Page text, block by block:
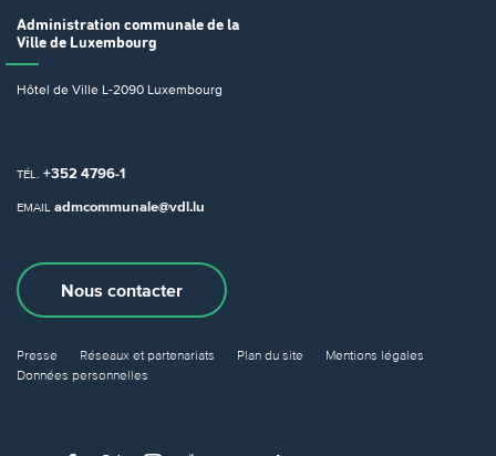
Administration communale de la
Ville de Luxembourg
Hôtel de Ville L-2090 Luxembourg
TÉL. +352 4796-1
EMAIL admcommunale@vdl.lu
Nous contacter
Presse Réseaux et partenariats Plan du site
Mentions légales
Données personnelles